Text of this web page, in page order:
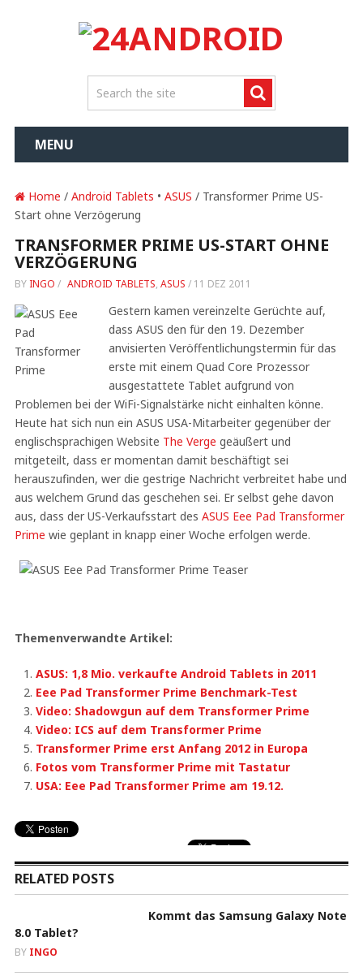
MENU
Home / Android Tablets • ASUS / Transformer Prime US-
Start ohne Verzögerung
TRANSFORMER PRIME US-START OHNE
VERZÖGERUNG
BY INGO / ANDROID TABLETS, ASUS / 11 DEZ 2011
Gestern kamen vereinzelte Gerüchte auf,
dass ASUS den für den 19. Dezember
anvisierten Veröffentlichungstermin für das
erste mit einem Quad Core Prozessor
ausgestattete Tablet aufgrund von
Problemen bei der WiFi-Signalstärke nicht einhalten könne.
Heute hat sich nun ein ASUS USA-Mitarbeiter gegenüber der
englischsprachigen Website The Verge geäußert und
mitgeteilt, dass er momentan damit beschäftigt sei
herauszufinden, wer die gestrige Nachricht verbreitet habe und
aus welchem Grund das geschehen sei. Er selbst gehe davon
aus, dass der US-Verkaufsstart des ASUS Eee Pad Transformer
Prime wie geplant in knapp einer Woche erfolgen werde.
Themenverwandte Artikel:
ASUS: 1,8 Mio. verkaufte Android Tablets in 2011
Eee Pad Transformer Prime Benchmark-Test
Video: Shadowgun auf dem Transformer Prime
Video: ICS auf dem Transformer Prime
Transformer Prime erst Anfang 2012 in Europa
Fotos vom Transformer Prime mit Tastatur
USA: Eee Pad Transformer Prime am 19.12.
RELATED POSTS
Kommt das Samsung Galaxy Note
8.0 Tablet?
BY INGO